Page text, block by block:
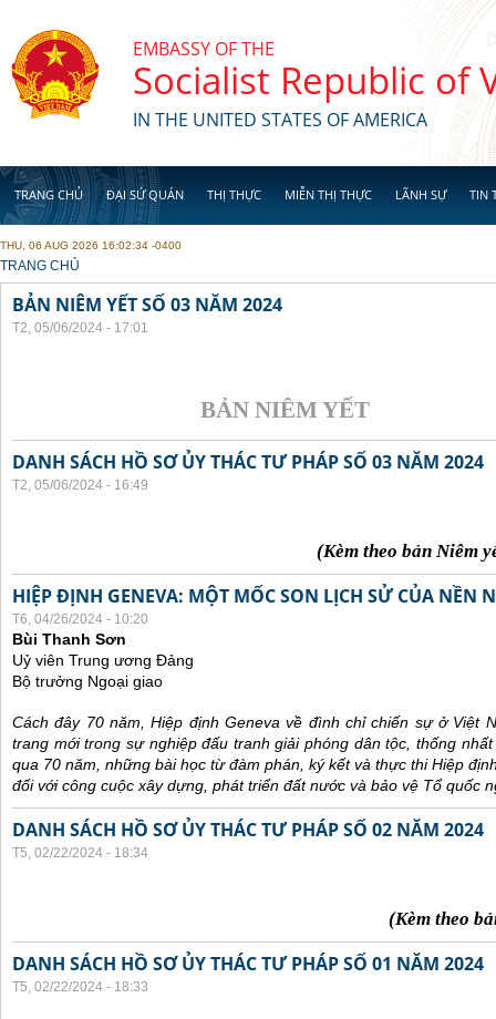
EMBASSY OF THE
Socialist Republic of
IN THE UNITED STATES OF AMERICA
TRANG CHỦ ĐẠI SỨ QUÁN THỊ THỰC MIỄN THỊ THỰC LÃNH SỰ TIN
THU, 06 AUG 2026 16:02:34 -0400
YOU ARE HERE
TRANG CHỦ
BẢN NIÊM YẾT SỐ 03 NĂM 2024
T2, 05/06/2024 - 17:01
BẢN NIÊM YẾT
DANH SÁCH HỒ SƠ ỦY THÁC TƯ PHÁP SỐ 03 NĂM 2024
T2, 05/06/2024 - 16:49
(Kèm theo bản Niêm
HIỆP ĐỊNH GENEVA: MỘT MỐC SON LỊCH SỬ CỦA NỀN
T6, 04/26/2024 - 10:20
Bùi Thanh Sơn
Uỷ viên Trung ương Đảng
Bộ trưởng Ngoại giao
Cách đây 70 năm, Hiệp định Geneva về đình chỉ chiến sự ở Việt
trang mới trong sự nghiệp đấu tranh giải phóng dân tộc, thống
qua 70 năm, những bài học từ đàm phán, ký kết và thực thi Hiệp
đối với công cuộc xây dựng, phát triển đất nước và bảo vệ Tổ quốc
DANH SÁCH HỒ SƠ ỦY THÁC TƯ PHÁP SỐ 02 NĂM 2024
T5, 02/22/2024 - 18:34
(Kèm theo
DANH SÁCH HỒ SƠ ỦY THÁC TƯ PHÁP SỐ 01 NĂM 2024
T5, 02/22/2024 - 18:33